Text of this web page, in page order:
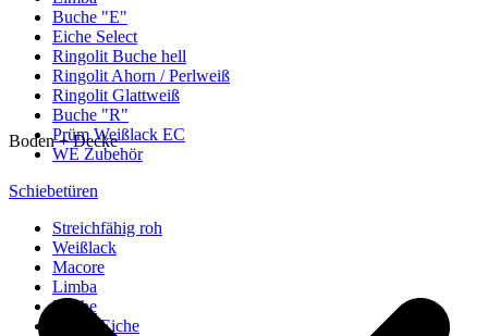
Buche "E"
Eiche Select
Ringolit Buche hell
Ringolit Ahorn / Perlweiß
Ringolit Glattweiß
Buche "R"
Prüm Weißlack EC
WE Zubehör
Schiebetüren
Streichfähig roh
Weißlack
Macore
Limba
Buche
europ. Eiche
Boden + Decke